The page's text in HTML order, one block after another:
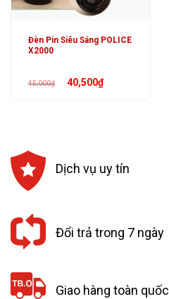
Đèn Pin Siêu Sáng POLICE
X2000
45,000₫ Giá
gốc
40,500₫Giá
hiện
Dịch vụ uy tín
Đổi trả trong 7 ngày
Giao hàng toàn quốc